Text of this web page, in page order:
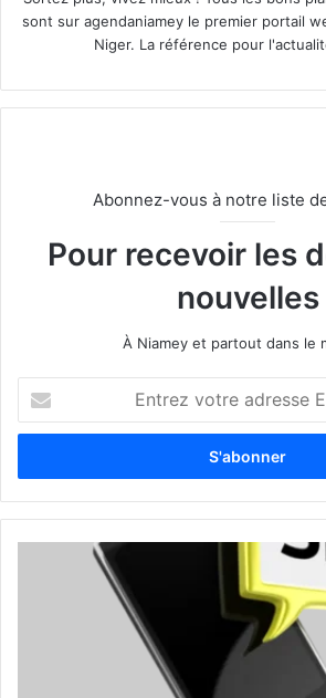
sont sur agendaniamey le premier portail
Niger. La référence pour
Abonnez-vous à notre liste
Pour recevoir les
nouvelles
À Niamey et partout dans le
t
e
z